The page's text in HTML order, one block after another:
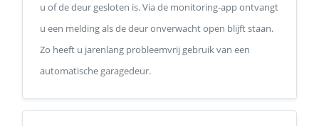
u of de deur gesloten is. Via de monitoring-app ontvangt
u een melding als de deur onverwacht open blijft staan.
Zo heeft u jarenlang probleemvrij gebruik van een
automatische garagedeur.